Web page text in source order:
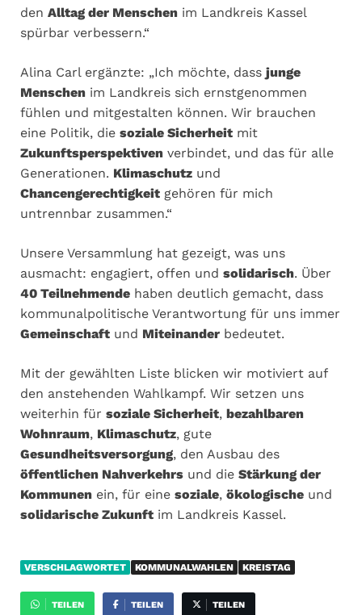
den Alltag der Menschen im Landkreis Kassel
spürbar verbessern.“
Alina Carl ergänzte: „Ich möchte, dass junge
Menschen im Landkreis sich ernstgenommen
fühlen und mitgestalten können. Wir brauchen
eine Politik, die soziale Sicherheit mit
Zukunftsperspektiven verbindet, und das für alle
Generationen. Klimaschutz und
Chancengerechtigkeit gehören für mich
untrennbar zusammen.“
Unsere Versammlung hat gezeigt, was uns
ausmacht: engagiert, offen und solidarisch. Über
40 Teilnehmende haben deutlich gemacht, dass
kommunalpolitische Verantwortung für uns immer
Gemeinschaft und Miteinander bedeutet.
Mit der gewählten Liste blicken wir motiviert auf
den anstehenden Wahlkampf. Wir setzen uns
weiterhin für soziale Sicherheit, bezahlbaren
Wohnraum, Klimaschutz, gute
Gesundheitsversorgung, den Ausbau des
öffentlichen Nahverkehrs und die Stärkung der
Kommunen ein, für eine soziale, ökologische und
solidarische Zukunft im Landkreis Kassel.
VERSCHLAGWORTET KOMMUNALWAHLEN KREISTAG
TEILEN TEILEN TEILEN